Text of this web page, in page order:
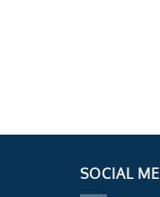
SOCIAL